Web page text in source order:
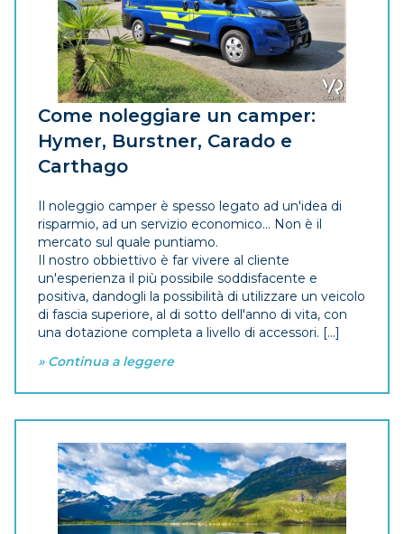
Come noleggiare un camper:
Hymer, Burstner, Carado e
Carthago
Il noleggio camper è spesso legato ad un'idea di
risparmio, ad un servizio economico... Non è il
mercato sul quale puntiamo.
Il nostro obbiettivo è far vivere al cliente
un'esperienza il più possibile soddisfacente e
positiva, dandogli la possibilità di utilizzare un veicolo
di fascia superiore, al di sotto dell'anno di vita, con
una dotazione completa a livello di accessori. [...]
» Continua a leggere